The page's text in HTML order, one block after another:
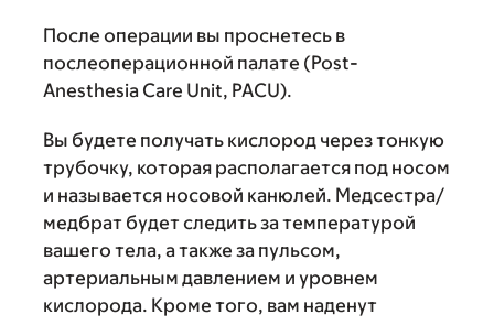
После операции вы проснетесь в
послеоперационной палате (Post-
Anesthesia Care Unit, PACU).
Вы будете получать кислород через тонкую
трубочку, которая располагается под носом
и называется носовой канюлей. Медсестра/
медбрат будет следить за температурой
вашего тела, а также за пульсом,
артериальным давлением и уровнем
кислорода. Кроме того, вам наденут